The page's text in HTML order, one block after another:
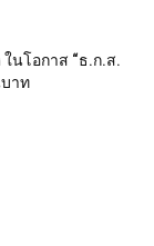
นโอกาส “ธ.ก.ส.
าท